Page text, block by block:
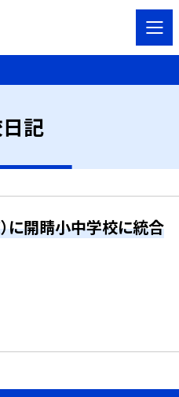
記
に開睛小中学校に統合